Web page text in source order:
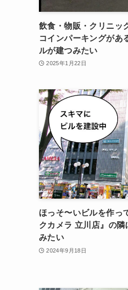
飲食・物販・クリニッ
コインパーキングがあ
ルが建つみたい
2025年1月22日
ほっそ〜いビルを作っ
クカメラ 立川店』の
みたい
2024年9月18日